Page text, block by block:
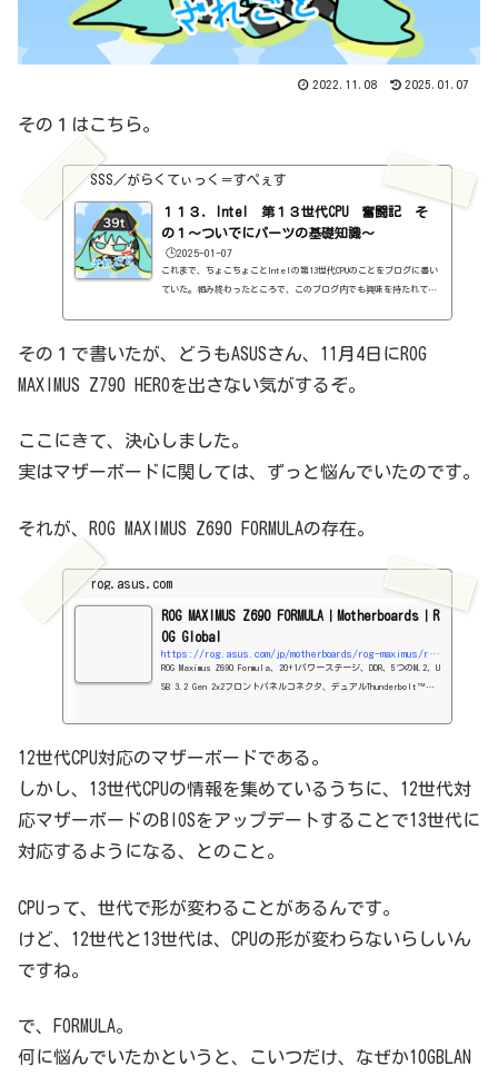
2022.11.08 2025.01.07
その１はこちら。
SSS／がらくてぃっく＝すぺぇす
１１３．Intel 第１３世代CPU 奮闘記 そ
の１～ついでにパーツの基礎知識～
🕒️2025-01-07
これまで、ちょこちょことIntelの第13世代CPUのことをブログに書い
ていた。組み終わったところで、このブログ内でも興味を持たれてい
なったからなぁ。あぁ、メインのPCは元気です。となると、今のメイ
ンPCをつよつよにしたいとなるのが人情。で、とりあえず、最近のPC
の状況はどうなっているのかな、と調べていると、Intelが第13世代
その１で書いたが、どうもASUSさん、11月4日にROG
MAXIMUS Z790 HEROを出さない気がするぞ。
ここにきて、決心しました。
実はマザーボードに関しては、ずっと悩んでいたのです。
それが、ROG MAXIMUS Z690 FORMULAの存在。
rog.asus.com
ROG MAXIMUS Z690 FORMULA｜Motherboards｜R
OG Global
https://rog.asus.com/jp/motherboards/rog-maximus/rog-maximus-z690-formula-model/
ROG Maximus Z690 Formula、20+1パワーステージ、DDR、5つのM.2、U
SB 3.2 Gen 2x2フロントパネルコネクタ、デュアルThunderbolt™
12世代CPU対応のマザーボードである。
しかし、13世代CPUの情報を集めているうちに、12世代対
応マザーボードのBIOSをアップデートすることで13世代に
対応するようになる、とのこと。
CPUって、世代で形が変わることがあるんです。
けど、12世代と13世代は、CPUの形が変わらないらしいん
ですね。
で、FORMULA。
何に悩んでいたかというと、こいつだけ、なぜか10GBLAN